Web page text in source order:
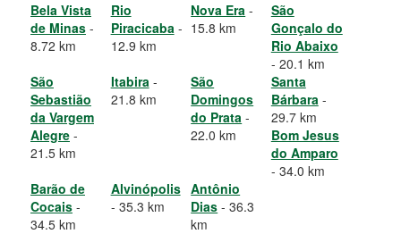
Bela Vista
de Minas -
8.72 km
Rio
Piracicaba-
12.9 km
Nova Era -
15.8 km
São
Gonçalo do
Rio Abaixo
- 20.1 km
São
Sebastião
da Vargem
Alegre -
21.5 km
Itabira-
21.8 km
São
Domingos
do Prata -
22.0 km
Santa
Bárbara-
29.7 km
Bom Jesus
do Amparo
- 34.0 km
Barão de
Cocais -
34.5 km
Alvinópolis
- 35.3 km
Antônio
Dias - 36.3
km